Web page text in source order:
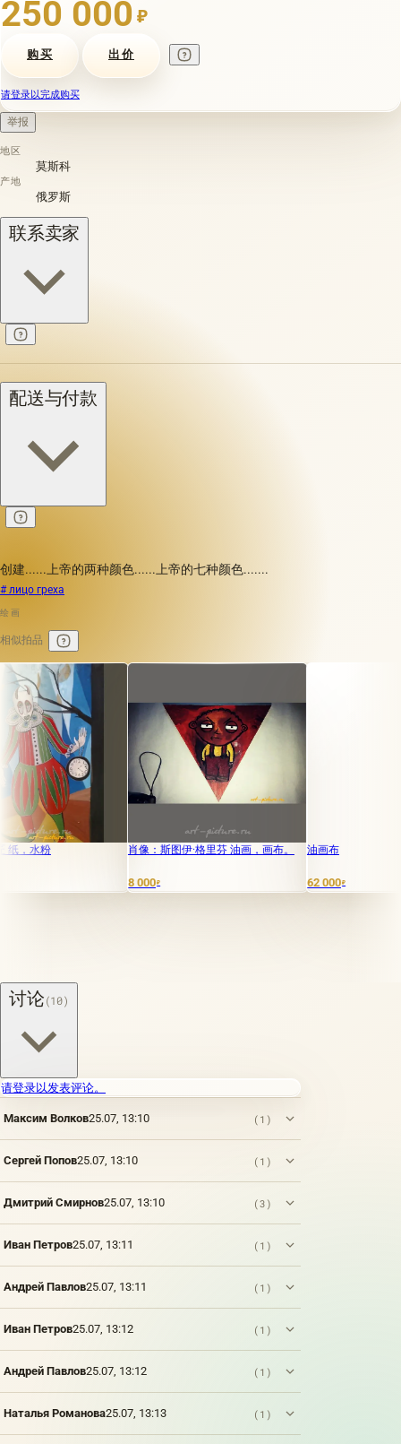
250 000 ₽
购买 出价
请登录以完成购买
举报
地区
莫斯科
产地
俄罗斯
联系卖家
配送与付款
创建......上帝的两种颜色......上帝的七种颜色.......
# лицо греха
绘画
相似拍品
肖像：斯图伊·格里芬 油画，画布。 油画布
讨论(10)
请登录以发表评论。
Максим Волков25.07, 13:10 (1)
Сергей Попов25.07, 13:10 (1)
Дмитрий Смирнов25.07, 13:10 (3)
Иван Петров25.07, 13:11 (1)
Андрей Павлов25.07, 13:11 (1)
Иван Петров25.07, 13:12 (1)
Андрей Павлов25.07, 13:12 (1)
Наталья Романова25.07, 13:13 (1)